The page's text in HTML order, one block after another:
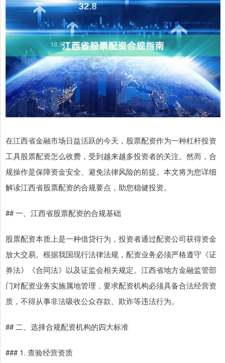
在江西省金融市场日益活跃的今天，股票配资作为一种杠杆投资
工具股票配资怎么收费，受到越来越多投资者的关注。然而，合
规操作是保障资金安全、避免法律风险的前提。本文将为您详细
解读江西省股票配资的合规要点，助您稳健投资。
## 一、江西省股票配资的合规基础
股票配资本质上是一种借贷行为，投资者通过配资公司获得资金
放大交易。根据我国现行法律法规，配资业务必须严格遵守《证
券法》《合同法》以及证监会相关规定。江西省地方金融监管部
门对配资业务实施属地管理，要求配资机构必须具备合法经营资
质，不得从事非法吸收公众存款、欺诈等违法行为。
## 二、选择合规配资机构的四大标准
### 1. 查验经营资质